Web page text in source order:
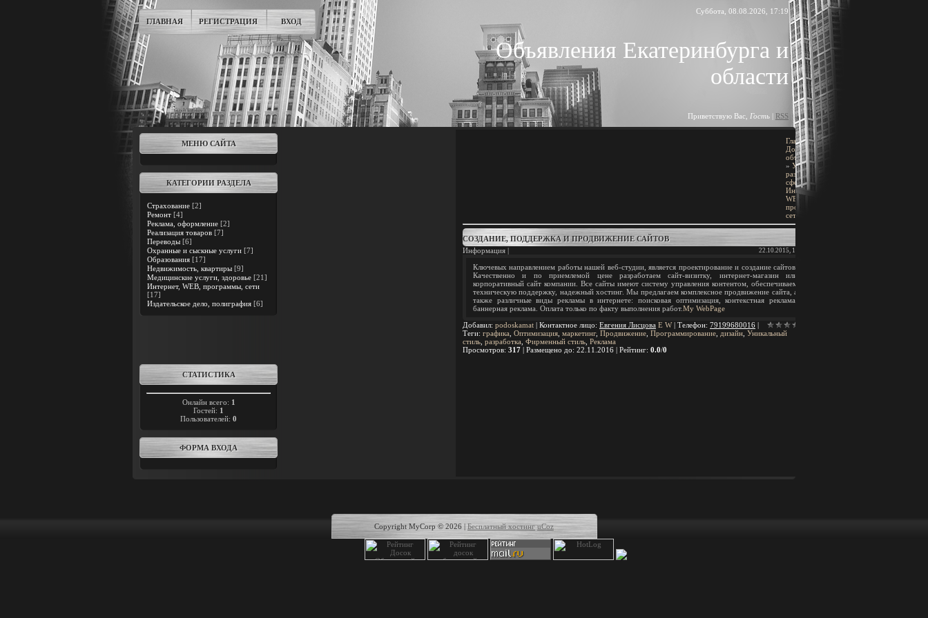
ГЛАВНАЯ РЕГИСТРАЦИЯ ВХОД
Суббота, 08.08.2026, 17:19
Объявления Екатеринбурга и
области
Приветствую Вас Гость | RSS
МЕНЮ САЙТА
КАТЕГОРИИ РАЗДЕЛА
Страхование [2]
Ремонт [4]
Реклама, оформление [2]
Реализация товаров [7]
Переводы [6]
Охранные и сыскные услуги [7]
Образования [17]
Недвижимость, квартиры [9]
Медицинские услуги, здоровье [21]
Интернет, WEB, программы, сети
[17]
Издательское дело, полиграфия [6]
СТАТИСТИКА
Онлайн всего: 1
Гостей: 1
Пользователей: 0
ФОРМА ВХОДА
Главная»
Доска
объявлений
» Услуги в
разных
сферах »
Интернет,
WEB,
программы,
сети
СОЗДАНИЕ, ПОДДЕРЖКА И ПРОДВИЖЕНИЕ САЙТОВ
Информация |
22.10.2015, 16:18
Ключевых направлением работы нашей веб-студии, является проектирование и создание сайтов.
Качественно и по приемлемой цене разработаем сайт-визитку, интернет-магазин или
корпоративный сайт компании. Все сайты имеют систему управления контентом, обеспечиваем
техническую поддержку, надежный хостинг. Мы предлагаем комплексное продвижение сайта, а
также различные виды рекламы в интернете: поисковая оптимизация, контекстная реклама,
баннерная реклама. Оплата только по факту выполнения работ.My WebPage
Добавил: podoskamat | Контактное лицо: Евгения Лисцова E W| Телефон: 79199680016 |
Теги: графика Оптимизация маркетинг, Продвижение Программирование дизайн Уникальный
стиль разработка Фирменный стиль Реклама
Просмотров: 317 | Размещено до: 22.11.2016 | Рейтинг: 0.0/0
Copyright MyCorp © 2026 | Бесплатный хостинг uCoz